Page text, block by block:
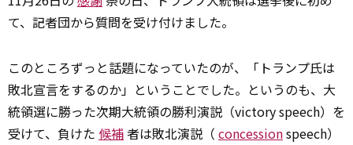
て、記者団から質問を受け付けました。
このところずっと話題になっていたのが、「トランプ氏は
敗北宣言をするのか」ということでした。というのも、大
統領選に勝った次期大統領の勝利演説（victory speech）を
受けて、負けた 候補者は敗北演説（ concessionspeech）